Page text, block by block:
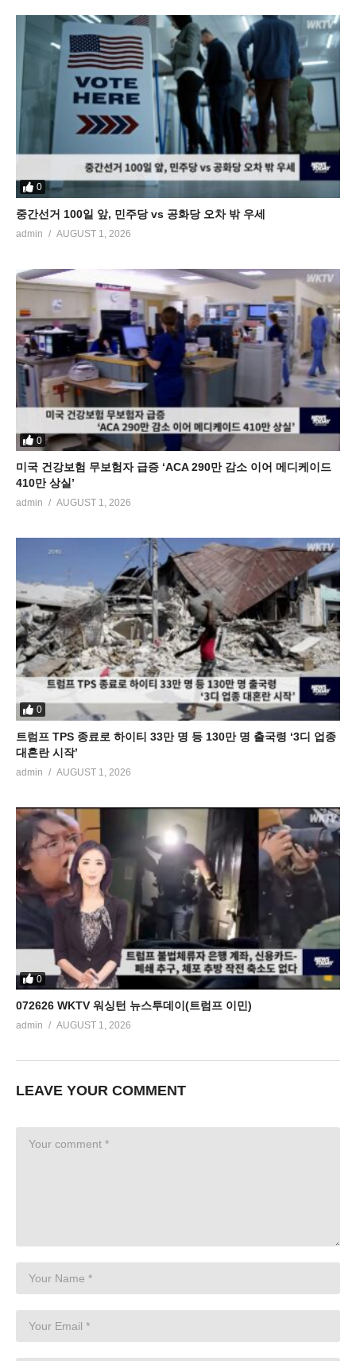
0
중간선거 100일 앞, 민주당 vs 공화당 오차 밖 우세
admin AUGUST 1, 2026
0
미국 건강보험 무보험자 급증 ‘ACA 290만 감소 이어 메디케이드
410만 상실’
admin AUGUST 1, 2026
0
트럼프 TPS 종료로 하이티 33만 명 등 130만 명 출국령 ‘3디 업종
대혼란 시작’
admin AUGUST 1, 2026
0
072626 WKTV 워싱턴 뉴스투데이(트럼프 이민)
admin AUGUST 1, 2026
LEAVE YOUR COMMENT